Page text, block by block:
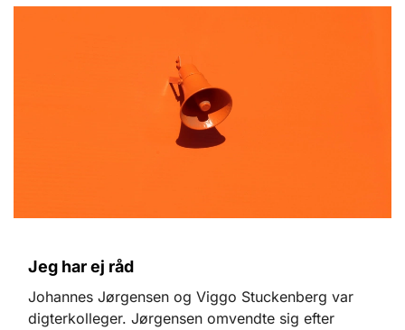
Jeg har ej råd
Johannes Jørgensen og Viggo Stuckenberg var
digterkolleger. Jørgensen omvendte sig efter